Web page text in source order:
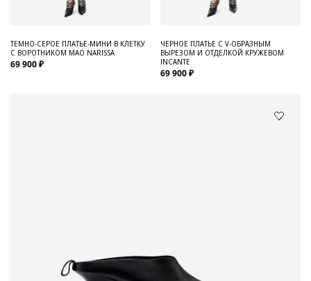
ТЕМНО-СЕРОЕ ПЛАТЬЕ-МИНИ В КЛЕТКУ
С ВОРОТНИКОМ МАО NARISSA
69 900 ₽
ЧЕРНОЕ ПЛАТЬЕ С V-ОБРАЗНЫМ
ВЫРЕЗОМ И ОТДЕЛКОЙ КРУЖЕВОМ
INCANTE
69 900 ₽